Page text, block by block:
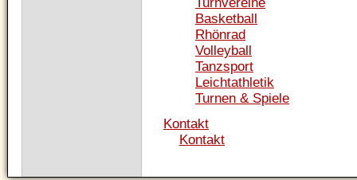
Basketball
Rhönrad
Volleyball
Tanzsport
Leichtathletik
Turnen & Spiele
Kontakt
Kontakt